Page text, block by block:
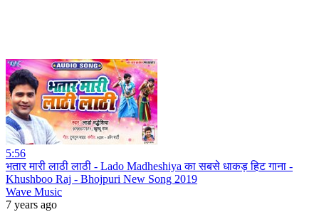
5:56
भतार मारी लाठी लाठी - Lado Madheshiya का सबसे धाकड़ हिट गाना -
Khushboo Raj - Bhojpuri New Song 2019
Wave Music
7 years ago